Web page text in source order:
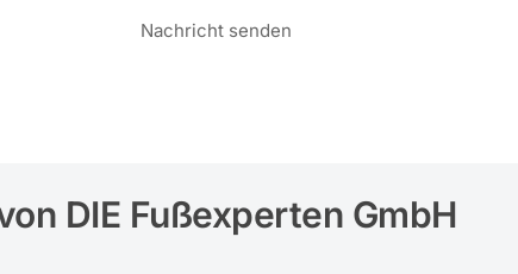
Nachricht senden
DIE Fußexperten GmbH